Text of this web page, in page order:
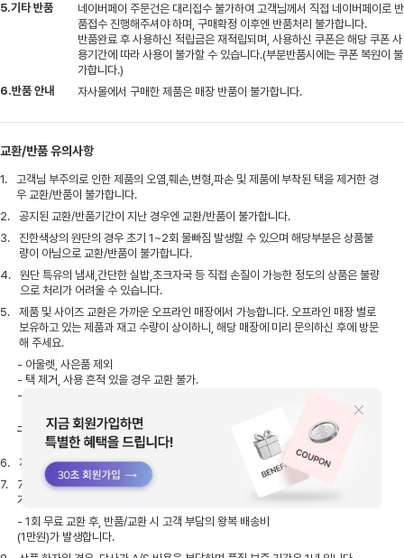
5.기타 반품
네이버페이 주문건은 대리접수 불가하여 고객님께서 직접 네이버페이로 반
품접수 진행해주셔야 하며, 구매확정 이후엔 반품처리 불가합니다.
반품완료 후 사용하신 적립금은 재적립되며, 사용하신 쿠폰은 해당 쿠폰 사
용기간에 따라 사용이 불가할 수 있습니다.(부분반품시에는 쿠폰 복원이 불
가합니다.)
6.반품 안내
자사몰에서 구매한 제품은 매장 반품이 불가합니다.
교환/반품 유의사항
1.
고객님 부주의로 인한 제품의 오염,훼손,변형,파손 및 제품에 부착된 택을 제거한 경
우 교환/반품이 불가합니다.
2.
공지된 교환/반품기간이 지난 경우엔 교환/반품이 불가합니다.
3.
진한색상의 원단의 경우 초기 1~2회 물빠짐 발생할 수 있으며 해당부분은 상품불
량이 아님으로 교환/반품이 불가합니다.
4.
원단 특유의 냄새,간단한 실밥,초크자국 등 직접 손질이 가능한 정도의 상품은 불량
으로 처리가 어려울 수 있습니다.
5.
제품 및 사이즈 교환은 가까운 오프라인 매장에서 가능합니다. 오프라인 매장 별로
보유하고 있는 제품과 재고 수량이 상이하니, 해당 매장에 미리 문의하신 후에 방문
해 주세요.
- 아울렛, 사은품 제외
- 택 제거, 사용 흔적 있을 경우 교환 불가.
- 제품 수령 후 7일, 구매 후 10일이 지나지 않은 제품만
- 자사몰 결제 금액보다 낮은 금액의 상품으로 교환 시,
차액 환불 불가
6.
자사몰에서 구매한 제품은 매장 반품이 불가합니다.
7.
7일 이내 고객의 단순 변심에 의한 반품/교환 시, 고객 부담의 왕복 배송비(5천원)
가 발생합니다.
- 1회 무료 교환 후, 반품/교환 시 고객 부담의 왕복 배송비
(1만원)가 발생합니다.